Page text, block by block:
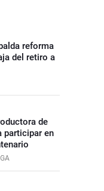
reforma
del retiro a
de
participar en